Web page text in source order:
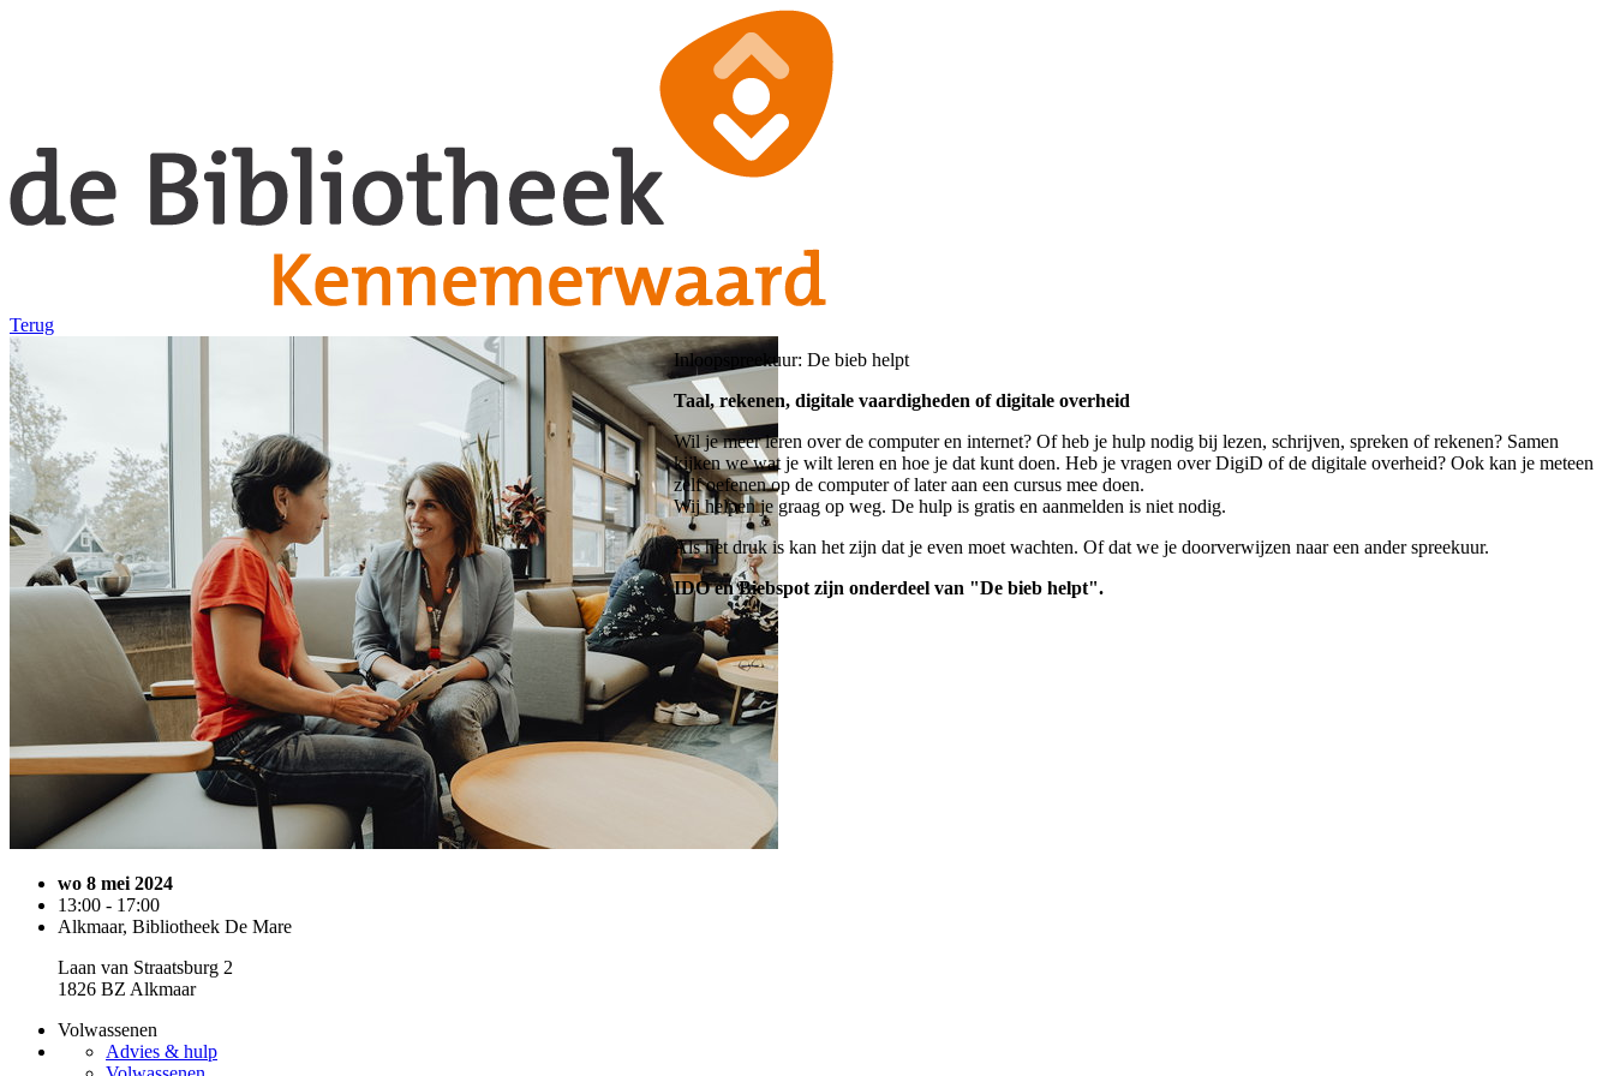
Terug
wo 8 mei 2024
13:00 - 17:00
Alkmaar, Bibliotheek De Mare
Laan van Straatsburg 2
1826 BZ Alkmaar
Volwassenen
Advies & hulp
Inloopspreekuur: De bieb helpt
Taal, rekenen, digitale vaardigheden of digitale overheid
Wil je meer leren over de computer en internet? Of heb je hulp nodig bij lezen, schrijven, spreken of rekenen? Samen
kijken we wat je wilt leren en hoe je dat kunt doen. Heb je vragen over DigiD of de digitale overheid? Ook kan je meteen
zelf oefenen op de computer of later aan een cursus mee doen.
Wij helpen je graag op weg. De hulp is gratis en aanmelden is niet nodig.
Als het druk is kan het zijn dat je even moet wachten. Of dat we je doorverwijzen naar een ander spreekuur.
IDO en Biebspot zijn onderdeel van "De bieb helpt".